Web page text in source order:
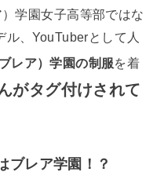
学園女子高等部ではな
、YouTuberとして人
レア）学園の制服を着
がタグ付けされて
ブレア学園！？